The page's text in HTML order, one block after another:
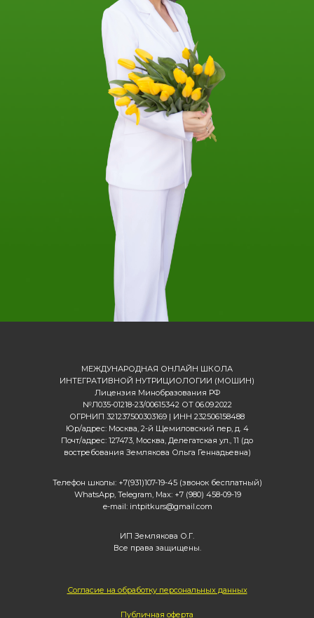
МЕЖДУНАРОДНАЯ ОНЛАЙН ШКОЛА
ИНТЕГРАТИВНОЙ НУТРИЦИОЛОГИИ (МОШИН)
Лицензия Минобразования РФ
№Л035-01218-23/00615342 ОТ 06.09.2022
ОГРНИП 321237500303169 | ИНН 232506158488
Юр/адрес: Москва, 2-й Щемиловский пер, д. 4
Почт/адрес: 127473, Москва, Делегатская ул., 11 (до
востребования Землякова Ольга Геннадьевна)
Телефон школы: +7(931)107-19-45 (звонок бесплатный)
WhatsApp, Telegram, Max: +7 (980) 458-09-19
e-mail: intpitkurs@gmail.com
Согласие на обработку персональных данных
Публичная оферта
ИП Землякова О.Г.
Все права защищены.